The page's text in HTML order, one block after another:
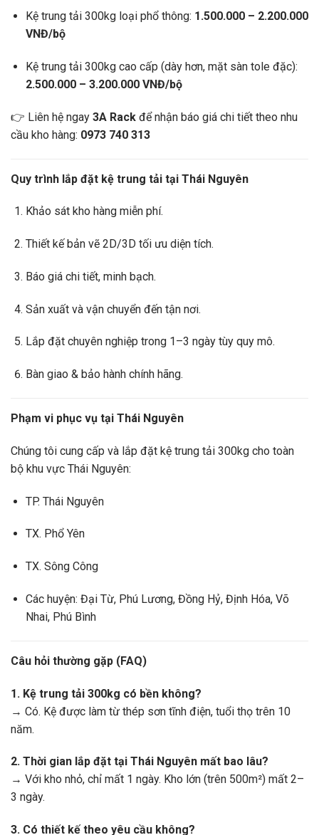
Kệ trung tải 300kg loại phổ thông: 1.500.000 – 2.200.000
VNĐ/bộ
Kệ trung tải 300kg cao cấp (dày hơn, mặt sàn tole đặc):
2.500.000 – 3.200.000 VNĐ/bộ
👉 Liên hệ ngay 3A Rack để nhận báo giá chi tiết theo nhu
cầu kho hàng: 0973 740 313
Quy trình lắp đặt kệ trung tải tại Thái Nguyên
Khảo sát kho hàng miễn phí.
Thiết kế bản vẽ 2D/3D tối ưu diện tích.
Báo giá chi tiết, minh bạch.
Sản xuất và vận chuyển đến tận nơi.
Lắp đặt chuyên nghiệp trong 1–3 ngày tùy quy mô.
Bàn giao & bảo hành chính hãng.
Phạm vi phục vụ tại Thái Nguyên
Chúng tôi cung cấp và lắp đặt kệ trung tải 300kg cho toàn
bộ khu vực Thái Nguyên:
TP. Thái Nguyên
TX. Phổ Yên
TX. Sông Công
Các huyện: Đại Từ, Phú Lương, Đồng Hỷ, Định Hóa, Võ
Nhai, Phú Bình
Câu hỏi thường gặp (FAQ)
1. Kệ trung tải 300kg có bền không?
→ Có. Kệ được làm từ thép sơn tĩnh điện, tuổi thọ trên 10
năm.
2. Thời gian lắp đặt tại Thái Nguyên mất bao lâu?
→ Với kho nhỏ, chỉ mất 1 ngày. Kho lớn (trên 500m²) mất 2–
3 ngày.
3. Có thiết kế theo yêu cầu không?